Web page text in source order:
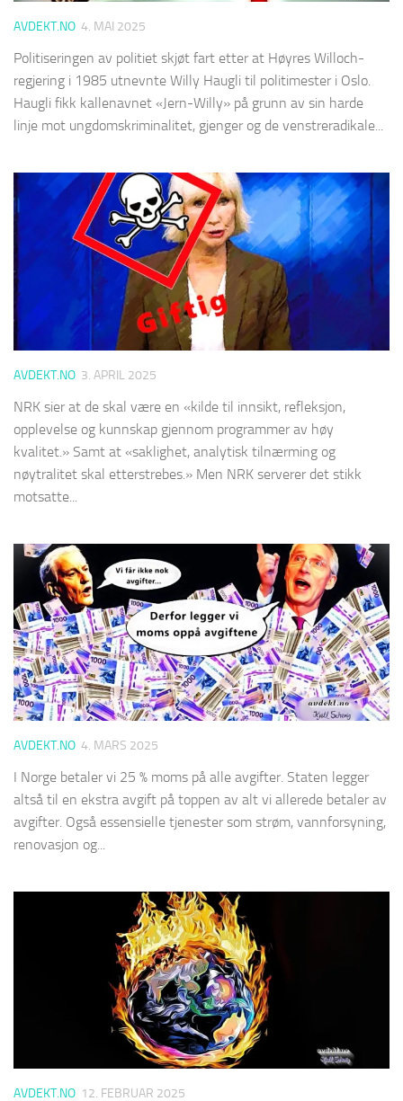
AVDEKT.NO 4. MAI 2025
Politiseringen av politiet skjøt fart etter at Høyres Willoch-
regjering i 1985 utnevnte Willy Haugli til politimester i Oslo.
Haugli fikk kallenavnet «Jern-Willy» på grunn av sin harde
linje mot ungdomskriminalitet, gjenger og de venstreradikale...
AVDEKT.NO 3. APRIL 2025
NRK sier at de skal være en «kilde til innsikt, refleksjon,
opplevelse og kunnskap gjennom programmer av høy
kvalitet.» Samt at «saklighet, analytisk tilnærming og
nøytralitet skal etterstrebes.» Men NRK serverer det stikk
motsatte...
AVDEKT.NO 4. MARS 2025
I Norge betaler vi 25 % moms på alle avgifter. Staten legger
altså til en ekstra avgift på toppen av alt vi allerede betaler av
avgifter. Også essensielle tjenester som strøm, vannforsyning,
renovasjon og...
AVDEKT.NO 12. FEBRUAR 2025